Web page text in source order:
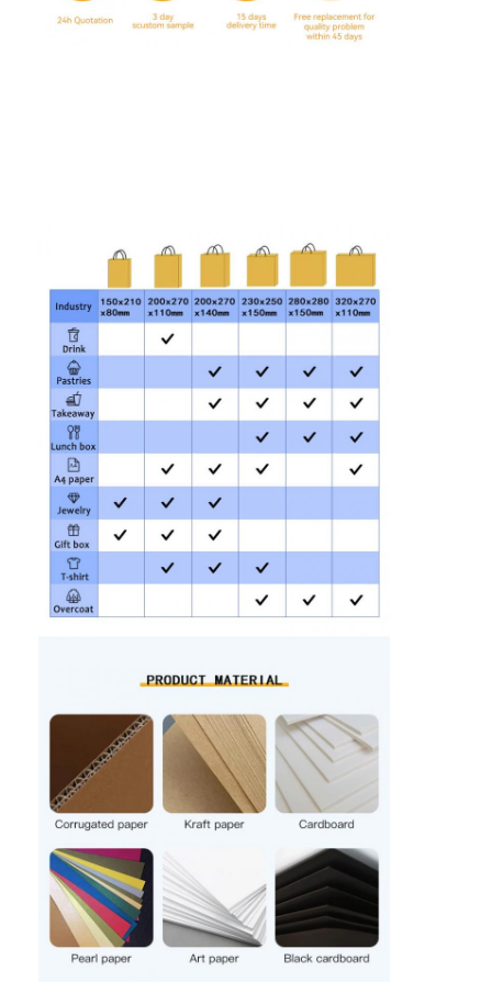
Faltschachtel aus Papier
Drucken von Broschüren nach Maß
Ein eigenes rotes Paket